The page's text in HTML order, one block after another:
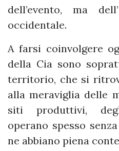
dell’evento, ma
occidentale.
A farsi coinvolgere
della Cia sono
territorio, che si
alla meraviglia delle
siti produttivi,
operano spesso
ne abbiano piena